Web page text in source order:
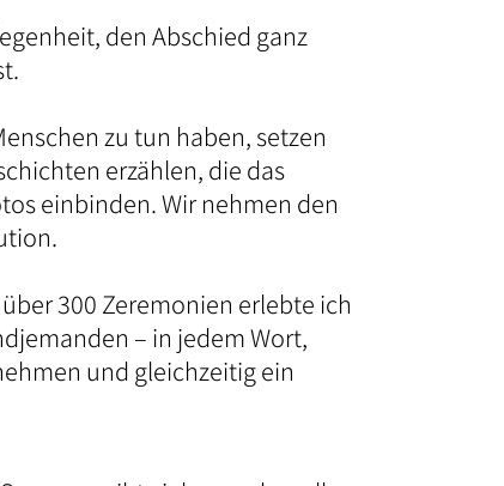
den Abschied ganz
zu tun haben, setzen
erzählen, die das
einbinden. Wir nehmen den
300 Zeremonien erlebte ich
– in jedem Wort,
und gleichzeitig ein